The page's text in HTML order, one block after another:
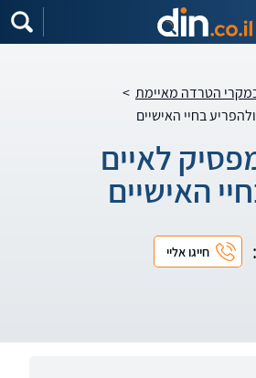
הטרדה מאיימת >
בחיי האישיים
לאיים
האישיים
חייגו אליי